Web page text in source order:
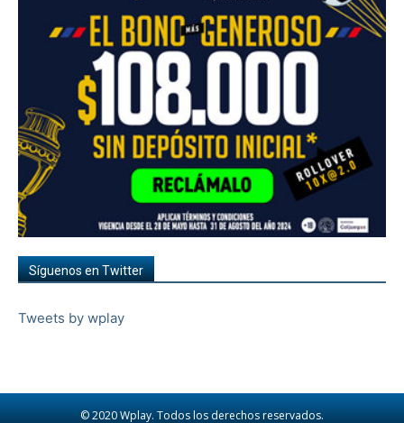
Síguenos en Twitter
Tweets by wplay
© 2020 Wplay. Todos los derechos reservados.